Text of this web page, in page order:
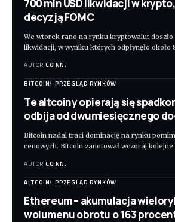
700 mln USD likwidacji w
decyzją FOMC
We wtorek rano na rynku kryptowalut doszło
likwidacji, w wyniku których odpłynęło około
AUTOR COINN.
BITCOIN PRZEGLĄD RYNKÓW
Te altcoiny opierają się
odbija od dwumiesięcznego
Bitcoin nadal traci dominację na rynku
cenowych. Bitcoin zanotował wczoraj kolejne
AUTOR COINN.
ALTCOIN PRZEGLĄD RYNKÓW
Ethereum – akumulacja
wolumenu obrotu o 163